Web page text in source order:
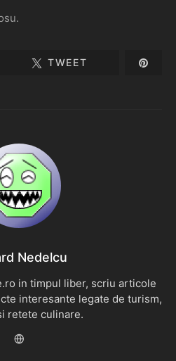
TWEET
Nedelcu
in timpul liber, scriu articole
interesante legate de turism,
retete culinare.